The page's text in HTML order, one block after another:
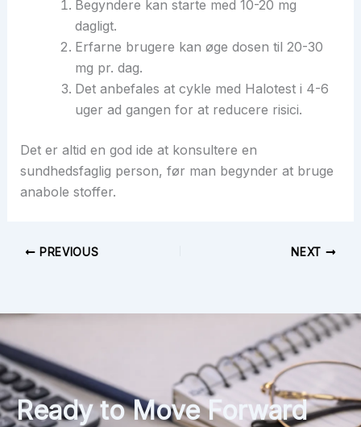
Begyndere kan starte med 10-20 mg
dagligt.
Erfarne brugere kan øge dosen til 20-30
mg pr. dag.
Det anbefales at cykle med Halotest i 4-6
uger ad gangen for at reducere risici.
Det er altid en god ide at konsultere en
sundhedsfaglig person, før man begynder at bruge
anabole stoffer.
PREVIOUS NEXT
Ready to Move Forward